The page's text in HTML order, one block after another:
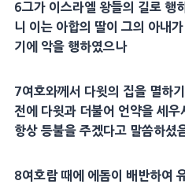
6그가 이스라엘 왕들의 길로 행
니 이는 아합의 딸이 그의 아내
기에 악을 행하였으나
7여호와께서 다윗의 집을 멸하
전에 다윗과 더불어 언약을 세우
항상 등불을 주겠다고 말씀하셨
8여호람때에 에돔이 배반하여